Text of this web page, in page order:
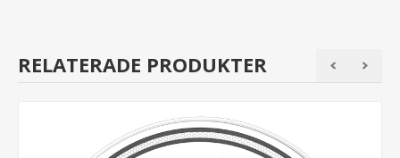
RELATERADE PRODUKTER